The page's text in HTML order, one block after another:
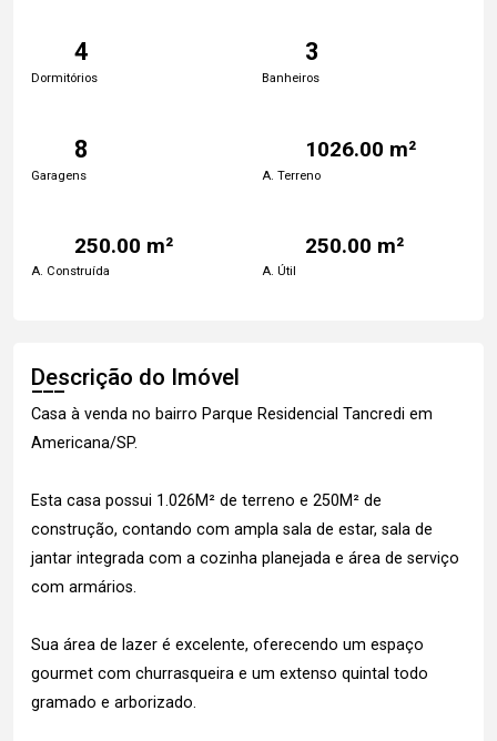
4
Dormitórios
3
Banheiros
8
Garagens
1026.00 m²
A. Terreno
250.00 m²
A. Construída
250.00 m²
A. Útil
Descrição do Imóvel
Casa à venda no bairro Parque Residencial Tancredi em
Americana/SP.
Esta casa possui 1.026M² de terreno e 250M² de
construção, contando com ampla sala de estar, sala de
jantar integrada com a cozinha planejada e área de serviço
com armários.
Sua área de lazer é excelente, oferecendo um espaço
gourmet com churrasqueira e um extenso quintal todo
gramado e arborizado.